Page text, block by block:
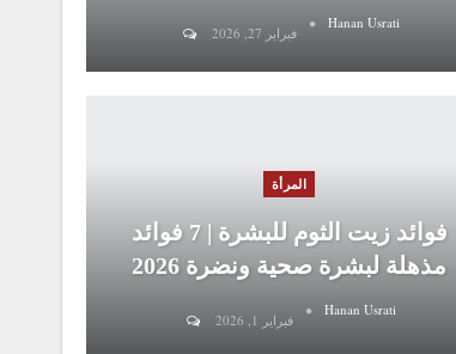
Hanan Usrati
فبراير 27, 2026
المرأة
فوائد زيت الثوم للبشرة | 7 فوائد
مذهلة لبشرة صحية ونضرة 2026
Hanan Usrati
فبراير 1, 2026